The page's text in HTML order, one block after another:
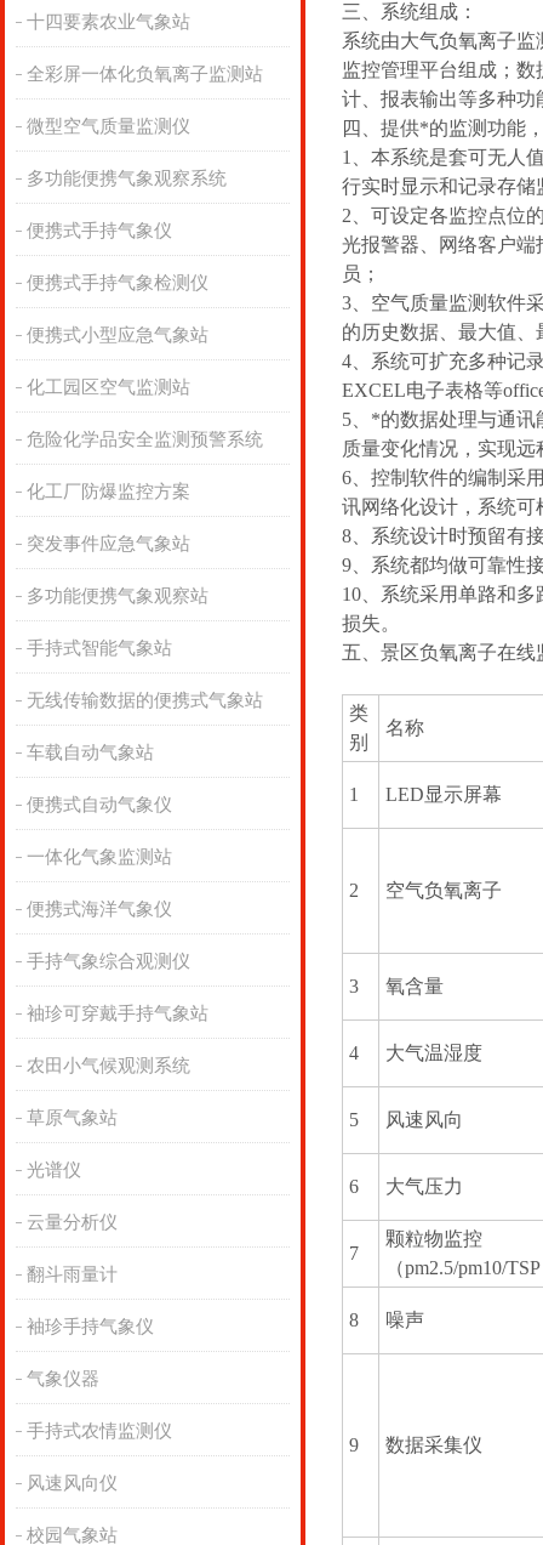
十四要素农业气象站
全彩屏一体化负氧离子监测站
微型空气质量监测仪
多功能便携气象观察系统
便携式手持气象仪
便携式手持气象检测仪
便携式小型应急气象站
化工园区空气监测站
危险化学品安全监测预警系统
化工厂防爆监控方案
突发事件应急气象站
多功能便携气象观察站
手持式智能气象站
无线传输数据的便携式气象站
车载自动气象站
便携式自动气象仪
一体化气象监测站
便携式海洋气象仪
手持气象综合观测仪
袖珍可穿戴手持气象站
农田小气候观测系统
草原气象站
光谱仪
云量分析仪
翻斗雨量计
袖珍手持气象仪
气象仪器
手持式农情监测仪
风速风向仪
校园气象站
三、系统组成：
系统由大气负氧离子
监控管理平台组成；
计、报表输出等多种功
四、提供*的监测功能
1、本系统是套可无人
行实时显示和记录存
2、可设定各监控点位
光报警器、网络客户
员；
3、空气质量监测软件
的历史数据、最大值
4、系统可扩充多种记
EXCEL电子表格等
5、*的数据处理与通
质量变化情况，实现远
6、控制软件的编制采
讯网络化设计，系统
8、系统设计时预留有
9、系统都均做可靠性
10、系统采用单路和
损失。
五、景区负氧离子在
类
别
名称
1 LED显示屏幕
2 空气负氧离子
3 氧含量
4 大气温湿度
5 风速风向
6 大气压力
7
颗粒物监控
（pm2.5/pm10/
8 噪声
9 数据采集仪